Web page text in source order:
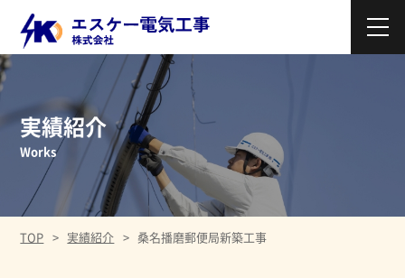
実績紹介
Works
TOP 実績紹介 桑名播磨郵便局新築工事